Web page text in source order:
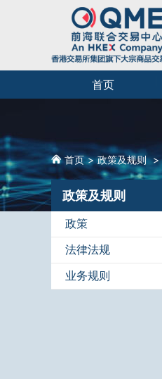
首页
首页 政策及规则
政策及规则
政策
法律法规
业务规则